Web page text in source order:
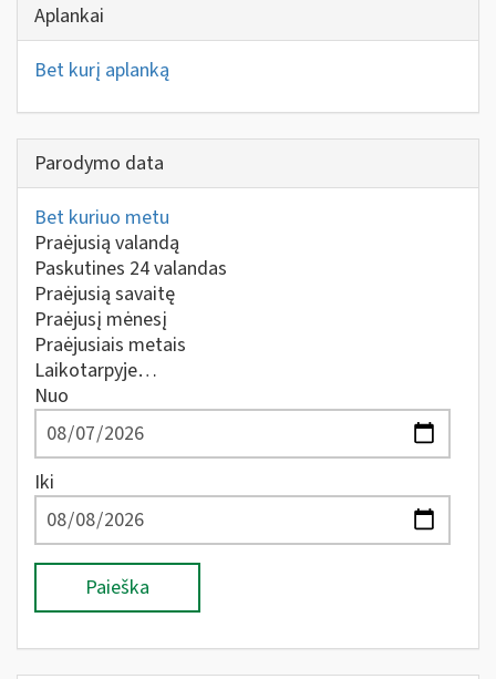
Aplankai
Bet kurį aplanką
Parodymo data
Bet kuriuo metu
Praėjusią valandą
Paskutines 24 valandas
Praėjusią savaitę
Praėjusį mėnesį
Praėjusiais metais
Laikotarpyje…
Nuo
Iki
Paieška